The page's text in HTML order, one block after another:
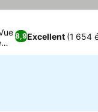
8,9Excellent (1 654